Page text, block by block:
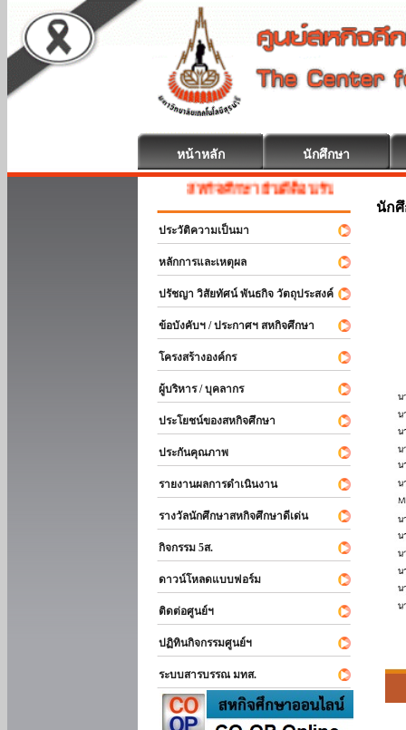
หน้าหลัก นักศึกษา
สหกิจศึกษา ยินดีต้อนรับ
ประวัติความเป็นมา
หลักการและเหตุผล
ปรัชญา วิสัยทัศน์ พันธกิจ วัตถุประสงค์
ข้อบังคับฯ / ประกาศฯ สหกิจศึกษา
โครงสร้างองค์กร
ผู้บริหาร / บุคลากร
ประโยชน์ของสหกิจศึกษา
ประกันคุณภาพ
รายงานผลการดำเนินงาน
รางวัลนักศึกษาสหกิจศึกษาดีเด่น
กิจกรรม 5ส.
ดาวน์โหลดแบบฟอร์ม
ติดต่อศูนย์ฯ
ปฏิทินกิจกรรมศูนย์ฯ
ระบบสารบรรณ มทส.
นัก